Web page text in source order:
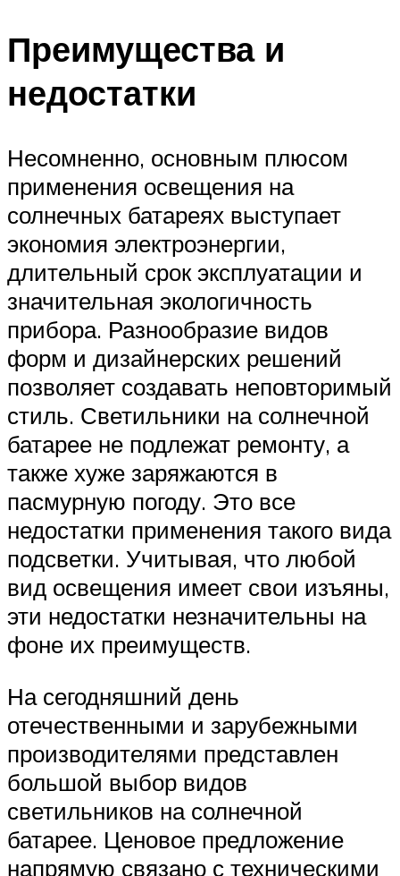
Преимущества и
недостатки
Несомненно, основным плюсом
применения освещения на
солнечных батареях выступает
экономия электроэнергии,
длительный срок эксплуатации и
значительная экологичность
прибора. Разнообразие видов
форм и дизайнерских решений
позволяет создавать неповторимый
стиль. Светильники на солнечной
батарее не подлежат ремонту, а
также хуже заряжаются в
пасмурную погоду. Это все
недостатки применения такого вида
подсветки. Учитывая, что любой
вид освещения имеет свои изъяны,
эти недостатки незначительны на
фоне их преимуществ.
На сегодняшний день
отечественными и зарубежными
производителями представлен
большой выбор видов
светильников на солнечной
батарее. Ценовое предложение
напрямую связано с техническими